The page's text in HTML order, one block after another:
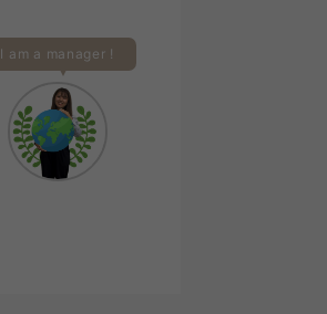
I am a manager !